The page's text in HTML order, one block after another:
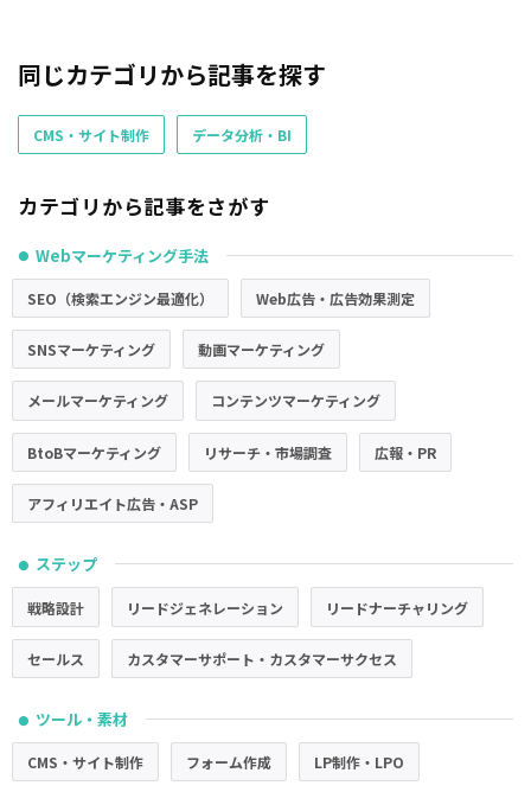
同じカテゴリから記事を探す
CMS・サイト制作 データ分析・BI
カテゴリから記事をさがす
● Webマーケティング手法
SEO（検索エンジン最適化） Web広告・広告効果測定
SNSマーケティング 動画マーケティング
メールマーケティング コンテンツマーケティング
BtoBマーケティング リサーチ・市場調査 広報・PR
アフィリエイト広告・ASP
● ステップ
戦略設計 リードジェネレーション リードナーチャリング
セールス カスタマーサポート・カスタマーサクセス
● ツール・素材
CMS・サイト制作 フォーム作成 LP制作・LPO